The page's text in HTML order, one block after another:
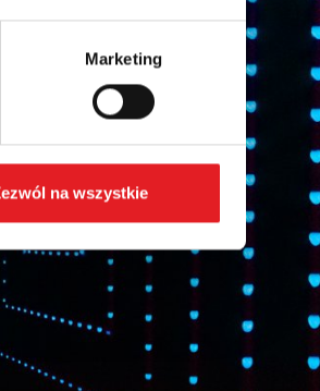
Marketing
na wszystkie